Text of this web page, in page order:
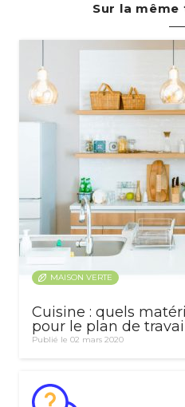
Sur la
MAISON VERTE
Cuisine : quels
pour le plan de
Publié le 02 mars 2020